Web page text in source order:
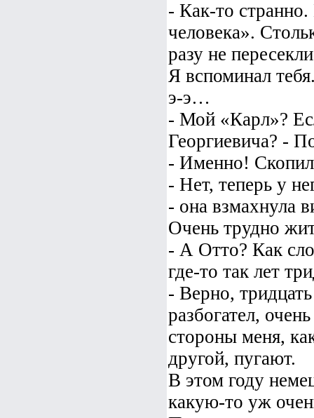
- Как-то
человека».
разу не
Я вспоминал
э-э…
- Мой «Карл»?
Георгиевича? -
- Именно! Скопил
- Нет, теперь у
- она взмахнула
Очень трудно
- А Отто? Как
где-то так лет
- Верно,
разбогател,
стороны меня,
другой, пугают.
В этом году
какую-то уж